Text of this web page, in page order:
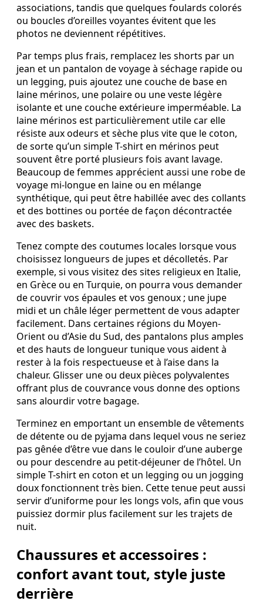
associations, tandis que quelques foulards colorés
ou boucles d’oreilles voyantes évitent que les
photos ne deviennent répétitives.
Par temps plus frais, remplacez les shorts par un
jean et un pantalon de voyage à séchage rapide ou
un legging, puis ajoutez une couche de base en
laine mérinos, une polaire ou une veste légère
isolante et une couche extérieure imperméable. La
laine mérinos est particulièrement utile car elle
résiste aux odeurs et sèche plus vite que le coton,
de sorte qu’un simple T-shirt en mérinos peut
souvent être porté plusieurs fois avant lavage.
Beaucoup de femmes apprécient aussi une robe de
voyage mi-longue en laine ou en mélange
synthétique, qui peut être habillée avec des collants
et des bottines ou portée de façon décontractée
avec des baskets.
Tenez compte des coutumes locales lorsque vous
choisissez longueurs de jupes et décolletés. Par
exemple, si vous visitez des sites religieux en Italie,
en Grèce ou en Turquie, on pourra vous demander
de couvrir vos épaules et vos genoux ; une jupe
midi et un châle léger permettent de vous adapter
facilement. Dans certaines régions du Moyen-
Orient ou d’Asie du Sud, des pantalons plus amples
et des hauts de longueur tunique vous aident à
rester à la fois respectueuse et à l’aise dans la
chaleur. Glisser une ou deux pièces polyvalentes
offrant plus de couvrance vous donne des options
sans alourdir votre bagage.
Terminez en emportant un ensemble de vêtements
de détente ou de pyjama dans lequel vous ne seriez
pas gênée d’être vue dans le couloir d’une auberge
ou pour descendre au petit-déjeuner de l’hôtel. Un
simple T-shirt en coton et un legging ou un jogging
doux fonctionnent très bien. Cette tenue peut aussi
servir d’uniforme pour les longs vols, afin que vous
puissiez dormir plus facilement sur les trajets de
nuit.
Chaussures et accessoires :
confort avant tout, style juste
derrière